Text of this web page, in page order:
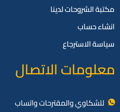
مكتبة الشروحات لدينا
انشاء حساب
سياسة الاسترجاع
معلومات الاتصال
للشكاوي والمقترحات واتساب